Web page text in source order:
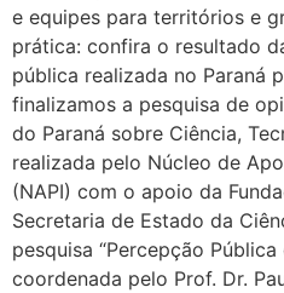
e equipes para territórios e
prática: confira o resultado
pública realizada no Paraná
finalizamos a pesquisa de
do Paraná sobre Ciência,
realizada pelo Núcleo de
(NAPI) com o apoio da
Secretaria de Estado da
pesquisa “Percepção
coordenada pelo Prof. Dr.